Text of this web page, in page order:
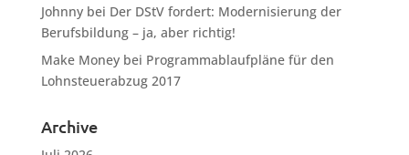
Johnnybei Der DStV fordert: Modernisierung der
Berufsbildung – ja, aber richtig!
Make Moneybei Programmablaufpläne für den
Lohnsteuerabzug 2017
Archive